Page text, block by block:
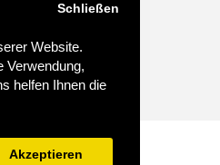
Website.
Verwendung,
helfen Ihnen die
Schließen
Akzeptieren
- 2025